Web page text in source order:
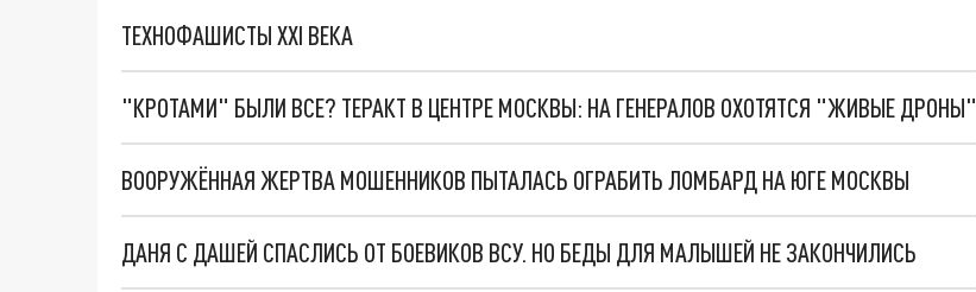
ТЕХНОФАШИСТЫ XXI ВЕКА
"КРОТАМИ" БЫЛИ ВСЕ? ТЕРАКТ В ЦЕНТРЕ МОСКВЫ: НА ГЕНЕРАЛОВ ОХОТЯТСЯ "ЖИВЫЕ ДРОНЫ"
ВООРУЖЁННАЯ ЖЕРТВА МОШЕННИКОВ ПЫТАЛАСЬ ОГРАБИТЬ ЛОМБАРД НА ЮГЕ МОСКВЫ
ДАНЯ С ДАШЕЙ СПАСЛИСЬ ОТ БОЕВИКОВ ВСУ. НО БЕДЫ ДЛЯ МАЛЫШЕЙ НЕ ЗАКОНЧИЛИСЬ